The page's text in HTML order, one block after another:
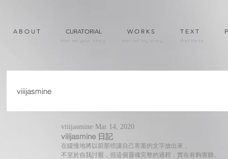
A B O U T CURATORIAL W O R K S T E X T
that tell your story that tell my story that hurts
viiijasmine
viiijasmine 日記
viiijasmine Mar 14, 2020
在緩慢地將以前那些讓自己害羞的文字放出來，
不至於自我討厭，但這個靈魂完整的過程，實在有夠害臊。